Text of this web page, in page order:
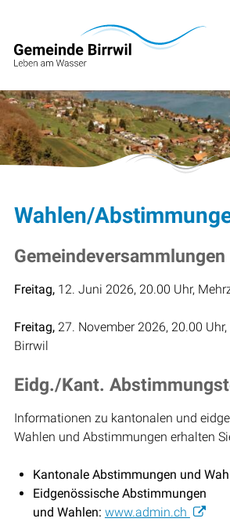
Navigieren in
Wahlen/
Gemeindeversammlungen
Freitag,12. Juni 2026, 20.00 Uhr,
Freitag,27. November 2026, 20.00
Birrwil
Eidg./Kant.
Informationen zu kantonalen und
Wahlen und Abstimmungen erhalten
Kantonale Abstimmungen und
Eidgenössische Abstimmungen
und Wahlen: www.admin.ch